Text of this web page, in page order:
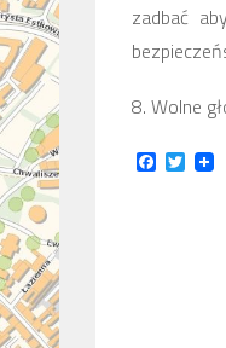
zadbać
8. Wolne
Facebook